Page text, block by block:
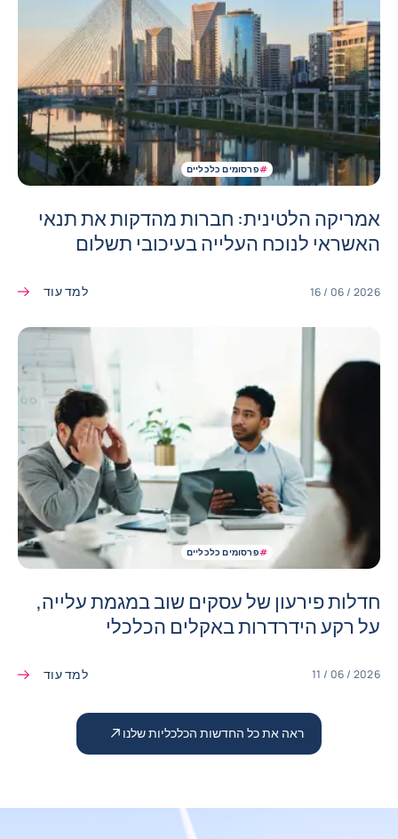
ראה את כל החדשות הכלכליות שלנו
#פרסומים כלכליים
אמריקה הלטינית: חברות מהדקות את תנאי
האשראי לנוכח העלייה בעיכובי תשלום
16 / 06 / 2026 למד עוד
#פרסומים כלכליים
חדלות פירעון של עסקים שוב במגמת עלייה,
על רקע הידרדרות באקלים הכלכלי
11 / 06 / 2026 למד עוד